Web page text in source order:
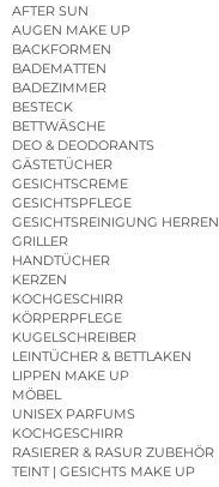
AFTER SUN
AUGEN MAKE UP
BACKFORMEN
BADEMATTEN
BADEZIMMER
BESTECK
BETTWÄSCHE
DEO & DEODORANTS
GÄSTETÜCHER
GESICHTSCREME
GESICHTSPFLEGE
GESICHTSREINIGUNG HERREN
GRILLER
HANDTÜCHER
KERZEN
KOCHGESCHIRR
KÖRPERPFLEGE
KUGELSCHREIBER
LEINTÜCHER & BETTLAKEN
LIPPEN MAKE UP
MÖBEL
UNISEX PARFUMS
KOCHGESCHIRR
RASIERER & RASUR ZUBEHÖR
TEINT | GESICHTS MAKE UP